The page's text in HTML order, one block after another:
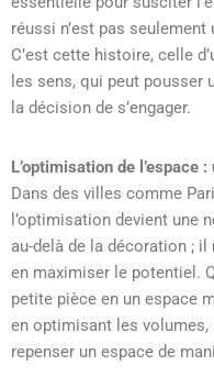
réussi n’est pas
C’est cette histoire, celle
les sens, qui peut pousser
la décision de s’engager.
L’optimisation de
Dans des villes comme
l’optimisation devient une
au-delà de la décoration ;
en maximiser le potentiel.
petite pièce en un espace
en optimisant les volumes,
repenser un espace de